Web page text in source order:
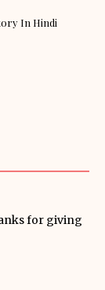
In Hindi
for giving